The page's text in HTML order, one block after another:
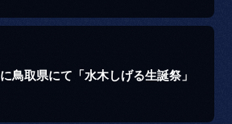
鳥取県にて「水木しげる生誕祭」